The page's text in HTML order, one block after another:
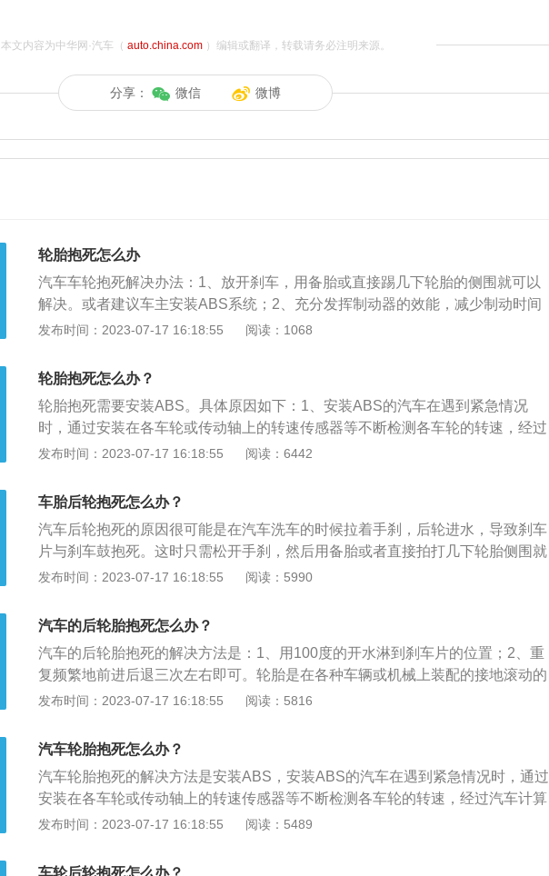
本文内容为中华网·汽车（ auto.china.com）编辑或翻译，转载请务必注明来源。
分享： 微信 微博
轮胎抱死怎么办
汽车车轮抱死解决办法：1、放开刹车，用备胎或直接踢几下轮胎的侧围就可以
解决。或者建议车主安装ABS系统；2、充分发挥制动器的效能，减少制动时间
和距离。有效防止紧急制动时车辆侧滑和甩尾，具有良好的行驶稳定性；3、在
胎的磨损。轮胎抱死原因：1、长时间放置车辆，汽车零件老化，导致轮胎出现
抱死现象；解决方法：建议先将车辆拖到维修厂或者4S店进行检修，并定期启动
车辆；2、制动主缸皮碗卡滞，不回位，导致导致轮胎出现抱死现象；解决方
法：解决此问题的方法为清洗整个制动系统，更换制动主缸皮碗；3、刹车分泵
不回位，导致轮胎出现抱死现象；解决方法：可以通过砂纸打磨和涂抹黄油进行
住，导致轮胎出现抱死现象；解决方法：用热水融化冰，或者直接用锤子之类的
钝物轻轻在制动鼓那里敲两下即可；5、长时间刹车使温度过高，导致刹车片无
法自己分离；解决方法：需要视情况对刹车片进行打磨或直接更换。
发布时间：2023-07-17 16:18:55 阅读：1068
轮胎抱死怎么办？
轮胎抱死需要安装ABS。具体原因如下：1、安装ABS的汽车在遇到紧急情况
时，通过安装在各车轮或传动轴上的转速传感器等不断检测各车轮的转速，经过
汽车计算机计算出当时的车轮滑移率和制动需要的力度，同时做出制动压力的决
的进行刹车，保证汽车轮胎不会发生抱死的现象，增加了行车的安全性。扩展内
容：轮胎长时间放置：一般洗完车或下了雨制动毂里有水就拉手刹，放置久了就
会抱死。
发布时间：2023-07-17 16:18:55 阅读：6442
车胎后轮抱死怎么办？
汽车后轮抱死的原因很可能是在汽车洗车的时候拉着手刹，后轮进水，导致刹车
片与刹车鼓抱死。这时只需松开手刹，然后用备胎或者直接拍打几下轮胎侧围就
能解决。有关车胎抱死的资料如下：1、轮胎抱死是指踩刹车时突然刹死，车辆
车片和碟盘、刹车锅的刹车力度大的原因。但是由于车辆惯性较大，车辆继续前
行，轮胎摩擦向前，不是滚动，导致车辆不能改变方向，引发事故。
发布时间：2023-07-17 16:18:55 阅读：5990
汽车的后轮胎抱死怎么办？
汽车的后轮胎抱死的解决方法是：1、用100度的开水淋到刹车片的位置；2、重
复频繁地前进后退三次左右即可。轮胎是在各种车辆或机械上装配的接地滚动的
圆环形弹性橡胶制品，其按用途分为：1、乘用轮胎；2、夏用轮胎；3、夏用高
驶时所受到的冲击；2、保证汽车有良好的乘坐舒适性和行驶平顺性；3、保证车
轮和路面有良好的附着性，提高汽车的牵引性、制动性和通过性；4、承受着汽
车的重量。
发布时间：2023-07-17 16:18:55 阅读：5816
汽车轮胎抱死怎么办？
汽车轮胎抱死的解决方法是安装ABS，安装ABS的汽车在遇到紧急情况时，通过
安装在各车轮或传动轴上的转速传感器等不断检测各车轮的转速，经过汽车计算
机计算出当时的车轮滑移率和制动需要的力度，同时做出制动压力的决定，保证
承受着各种变形、负荷、力以及高低温作用，因此必须具有较高的承载性能、牵
发布时间：2023-07-17 16:18:55 阅读：5489